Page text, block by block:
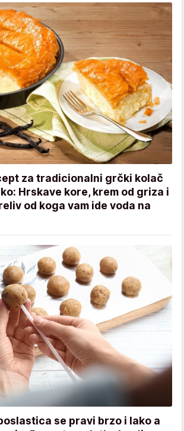
za tradicionalni grčki kolač
Hrskave kore, krem od griza i
od koga vam ide voda na
se pravi brzo i lako a